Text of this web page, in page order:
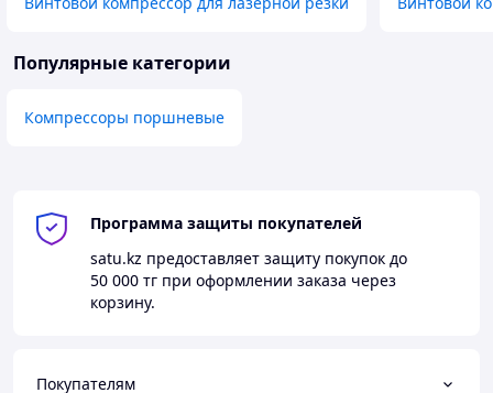
Популярные категории
Компрессоры поршневые
Программа защиты покупателей
satu.kz предоставляет защиту покупок до
50 000 тг при оформлении заказа через
корзину.
Покупателям